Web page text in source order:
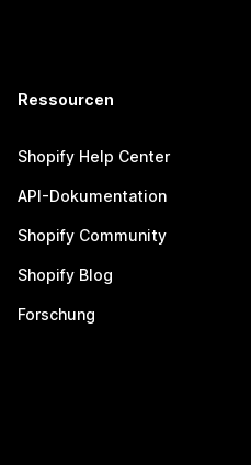
Ressourcen
Shopify Help Center
API-Dokumentation
Shopify Community
Shopify Blog
Forschung